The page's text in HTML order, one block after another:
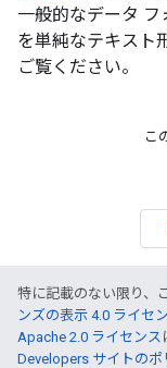
一般的なデータ
を単純なテキスト
ご覧ください。
こ
特に記載のない限り、
ンズの表示 4.0 ライセ
Apache 2.0 ライセンス
Developers サイトのポ